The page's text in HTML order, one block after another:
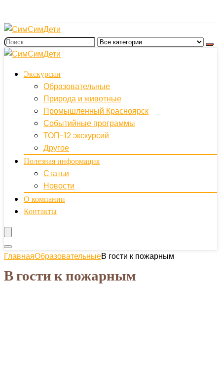
Экскурсии
Образовательные
Природа и животные
Промышленный Красноярск
Событийные программы
ТОП-12 экскурсий
Другое
Полезная информация
Статьи
Новости
О компании
Контакты
ГлавнаяОбразовательныеВ гости к пожарным
В гости к пожарным